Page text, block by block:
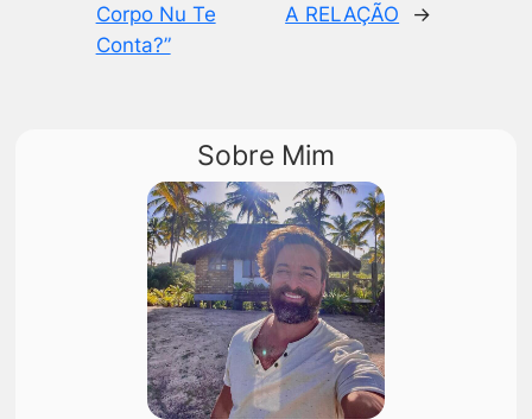
Corpo Nu Te
Conta?”
A RELAÇÃO
→
Sobre Mim